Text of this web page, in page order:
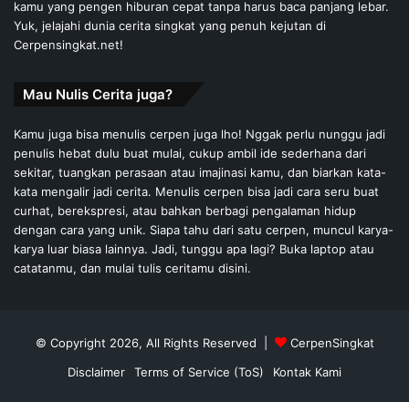
kamu yang pengen hiburan cepat tanpa harus baca panjang lebar.
Yuk, jelajahi dunia cerita singkat yang penuh kejutan di
Cerpensingkat.net!
Mau Nulis Cerita juga?
Kamu juga bisa menulis cerpen juga lho! Nggak perlu nunggu jadi
penulis hebat dulu buat mulai, cukup ambil ide sederhana dari
sekitar, tuangkan perasaan atau imajinasi kamu, dan biarkan kata-
kata mengalir jadi cerita. Menulis cerpen bisa jadi cara seru buat
curhat, berekspresi, atau bahkan berbagi pengalaman hidup
dengan cara yang unik. Siapa tahu dari satu cerpen, muncul karya-
karya luar biasa lainnya. Jadi, tunggu apa lagi? Buka laptop atau
catatanmu, dan mulai tulis ceritamu disini.
© Copyright 2026, All Rights Reserved |
CerpenSingkat
Disclaimer
Terms of Service (ToS) Kontak Kami